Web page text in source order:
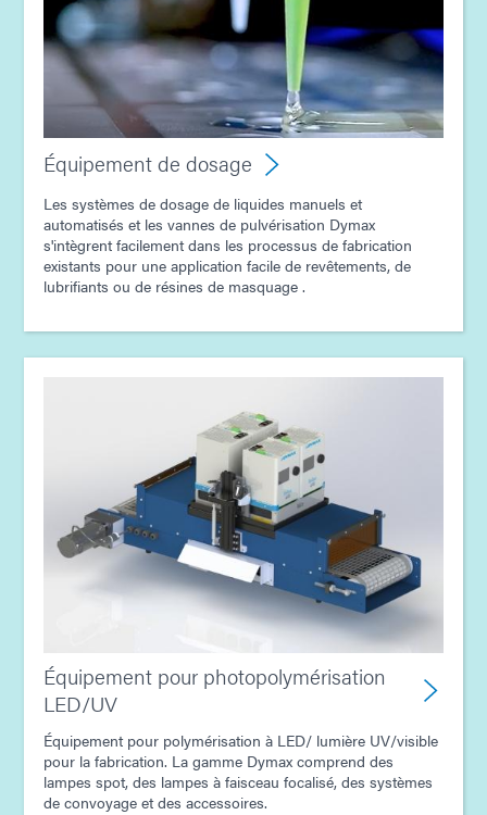
Équipement de dosage
Les systèmes de dosage de liquides manuels et
automatisés et les vannes de pulvérisation Dymax
s'intègrent facilement dans les processus de fabrication
existants pour une application facile de revêtements, de
lubrifiants ou de résines de masquage .
Équipement pour photopolymérisation
LED/UV
Équipement pour polymérisation à LED/ lumière UV/visible
pour la fabrication. La gamme Dymax comprend des
lampes spot, des lampes à faisceau focalisé, des systèmes
de convoyage et des accessoires.